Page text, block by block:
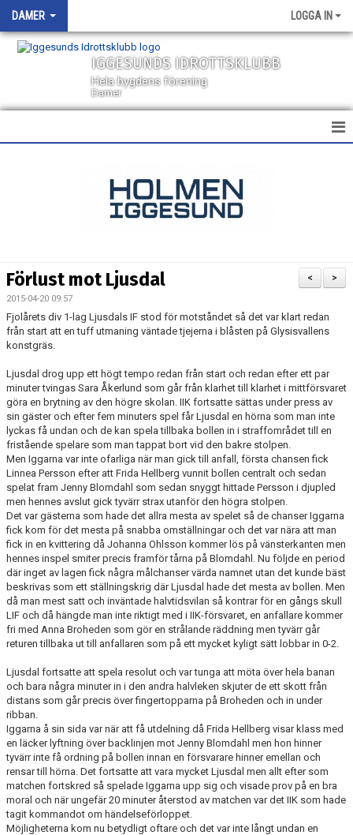
DAMER LOGGA IN
IGGESUNDS IDROTTSKLUBB
Hela bygdens förening
Damer
BILDGALLERI
DOKUMENT
MATCHER
>
<
Förlust mot Ljusdal
2015-04-20 09:57
Fjolårets div 1-lag Ljusdals IF stod för motståndet så det var klart redan
från start att en tuff utmaning väntade tjejerna i blåsten på Glysisvallens
konstgräs.
Ljusdal drog upp ett högt tempo redan från start och redan efter ett par
minuter tvingas Sara Åkerlund som går från klarhet till klarhet i mittförsvaret
göra en brytning av den högre skolan. IIK fortsatte sättas under press av
sin gäster och efter fem minuters spel får Ljusdal en hörna som man inte
lyckas få undan och de kan spela tillbaka bollen in i straffområdet till en
fristående spelare som man tappat bort vid den bakre stolpen.
Men Iggarna var inte ofarliga när man gick till anfall, första chansen fick
Linnea Persson efter att Frida Hellberg vunnit bollen centralt och sedan
spelat fram Jenny Blomdahl som sedan snyggt hittade Persson i djupled
men hennes avslut gick tyvärr strax utanför den högra stolpen.
Det var gästerna som hade det allra mesta av spelet så de chanser Iggarna
fick kom för det mesta på snabba omställningar och det var nära att man
fick in en kvittering då Johanna Ohlsson kommer lös på vänsterkanten men
hennes inspel smiter precis framför tårna på Blomdahl. Nu följde en period
där inget av lagen fick några målchanser värda namnet utan det kunde bäst
beskrivas som ett ställningskrig där Ljusdal hade det mesta av bollen. Men
då man mest satt och inväntade halvtidsvilan så kontrar för en gångs skull
LIF och då hängde man inte riktigt med i IIK-försvaret, en anfallare kommer
fri med Anna Broheden som gör en strålande räddning men tyvärr går
returen tillbaka ut till anfallaren som på ett mycket kyligt sätt lobbar in 0-2.
Ljusdal fortsatte att spela resolut och var tunga att möta över hela banan
och bara några minuter in i den andra halvleken skjuter de ett skott från
distans som går precis över fingertopparna på Broheden och in under
ribban.
Iggarna å sin sida var när att få utdelning då Frida Hellberg visar klass med
en läcker lyftning över backlinjen mot Jenny Blomdahl men hon hinner
tyvärr inte få ordning på bollen innan en försvarare hinner emellan och
rensar till hörna. Det fortsatte att vara mycket Ljusdal men allt efter som
matchen fortskred så spelade Iggarna upp sig och visade prov på en bra
moral och när ungefär 20 minuter återstod av matchen var det IIK som hade
tagit kommandot om händelseförloppet.
Möjligheterna kom nu betydligt oftare och det var inte långt undan en